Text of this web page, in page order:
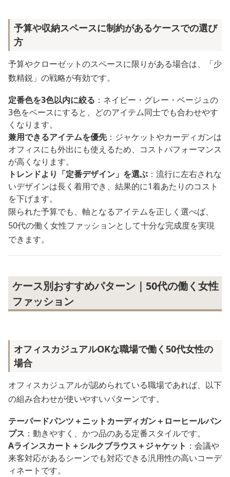
予算や収納スペースに制約があるケースでの選び
方
予算やクローゼットのスペースに限りがある場合は、「少
数精鋭」の戦略が有効です。
定番色を3色以内に絞る ：ネイビー・グレー・ベージュの
3色をベースにすると、どのアイテム同士でも合わせやす
くなります。
兼用できるアイテムを優先：ジャケットやカーディガンは
オフィスにも外出にも使えるため、コストパフォーマンス
が高くなります。
トレンドより「定番デザイン」を選ぶ ：流行に左右されな
いデザインは長く着用でき、結果的に1着あたりのコスト
を下げます。
限られた予算でも、軸となるアイテムを正しく選べば、
50代の働く女性ファッションとして十分な完成度を実現
できます。
ケース別おすすめパターン｜50代の働く女性
ファッション
オフィスカジュアルOKな職場で働く50代女性の
場合
オフィスカジュアルが認められている職場であれば、以下
の組み合わせが使いやすいパターンです。
テーパードパンツ＋ニットカーディガン＋ローヒールパン
プス ：動きやすく、かつ品のある定番スタイルです。
Aラインスカート＋シルクブラウス＋ジャケット ：会議や
来客対応があるシーンでも対応できる汎用性の高いコーデ
ィネートです。